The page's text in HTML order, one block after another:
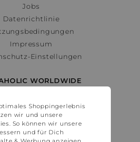
Jobs
Datenrichtlinie
Impressum
Einstellungen
WORLDWIDE
Österreich
Schweiz
France
Shoppingerlebnis
wir und unsere
So können wir unsere
und für Dich